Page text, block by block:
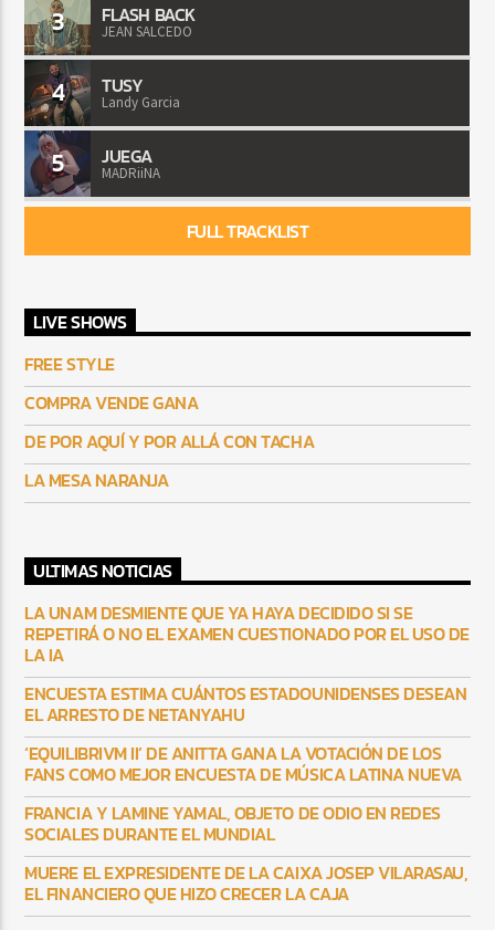
3 FLASH BACK
JEAN SALCEDO
4 TUSY
Landy Garcia
5 JUEGA
MADRiiNA
FULL TRACKLIST
LIVE SHOWS
FREE STYLE
COMPRA VENDE GANA
DE POR AQUÍ Y POR ALLÁ CON TACHA
LA MESA NARANJA
ULTIMAS NOTICIAS
LA UNAM DESMIENTE QUE YA HAYA DECIDIDO SI SE
REPETIRÁ O NO EL EXAMEN CUESTIONADO POR EL USO DE
LA IA
ENCUESTA ESTIMA CUÁNTOS ESTADOUNIDENSES DESEAN
EL ARRESTO DE NETANYAHU
‘EQUILIBRIVM II’ DE ANITTA GANA LA VOTACIÓN DE LOS
FANS COMO MEJOR ENCUESTA DE MÚSICA LATINA NUEVA
FRANCIA Y LAMINE YAMAL, OBJETO DE ODIO EN REDES
SOCIALES DURANTE EL MUNDIAL
MUERE EL EXPRESIDENTE DE LA CAIXA JOSEP VILARASAU,
EL FINANCIERO QUE HIZO CRECER LA CAJA